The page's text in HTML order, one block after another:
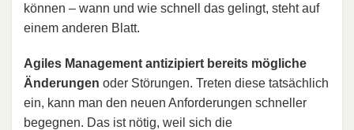
können – wann und wie schnell das gelingt, steht auf
einem anderen Blatt.
Agiles Management antizipiert bereits mögliche
Änderungen oder Störungen. Treten diese tatsächlich
ein, kann man den neuen Anforderungen schneller
begegnen. Das ist nötig, weil sich die